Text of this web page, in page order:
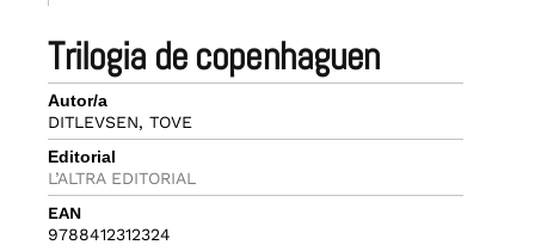
trilogia de copenhaguen
Autor/a
DITLEVSEN, TOVE
Editorial
L’ALTRA EDITORIAL
EAN
9788412312324